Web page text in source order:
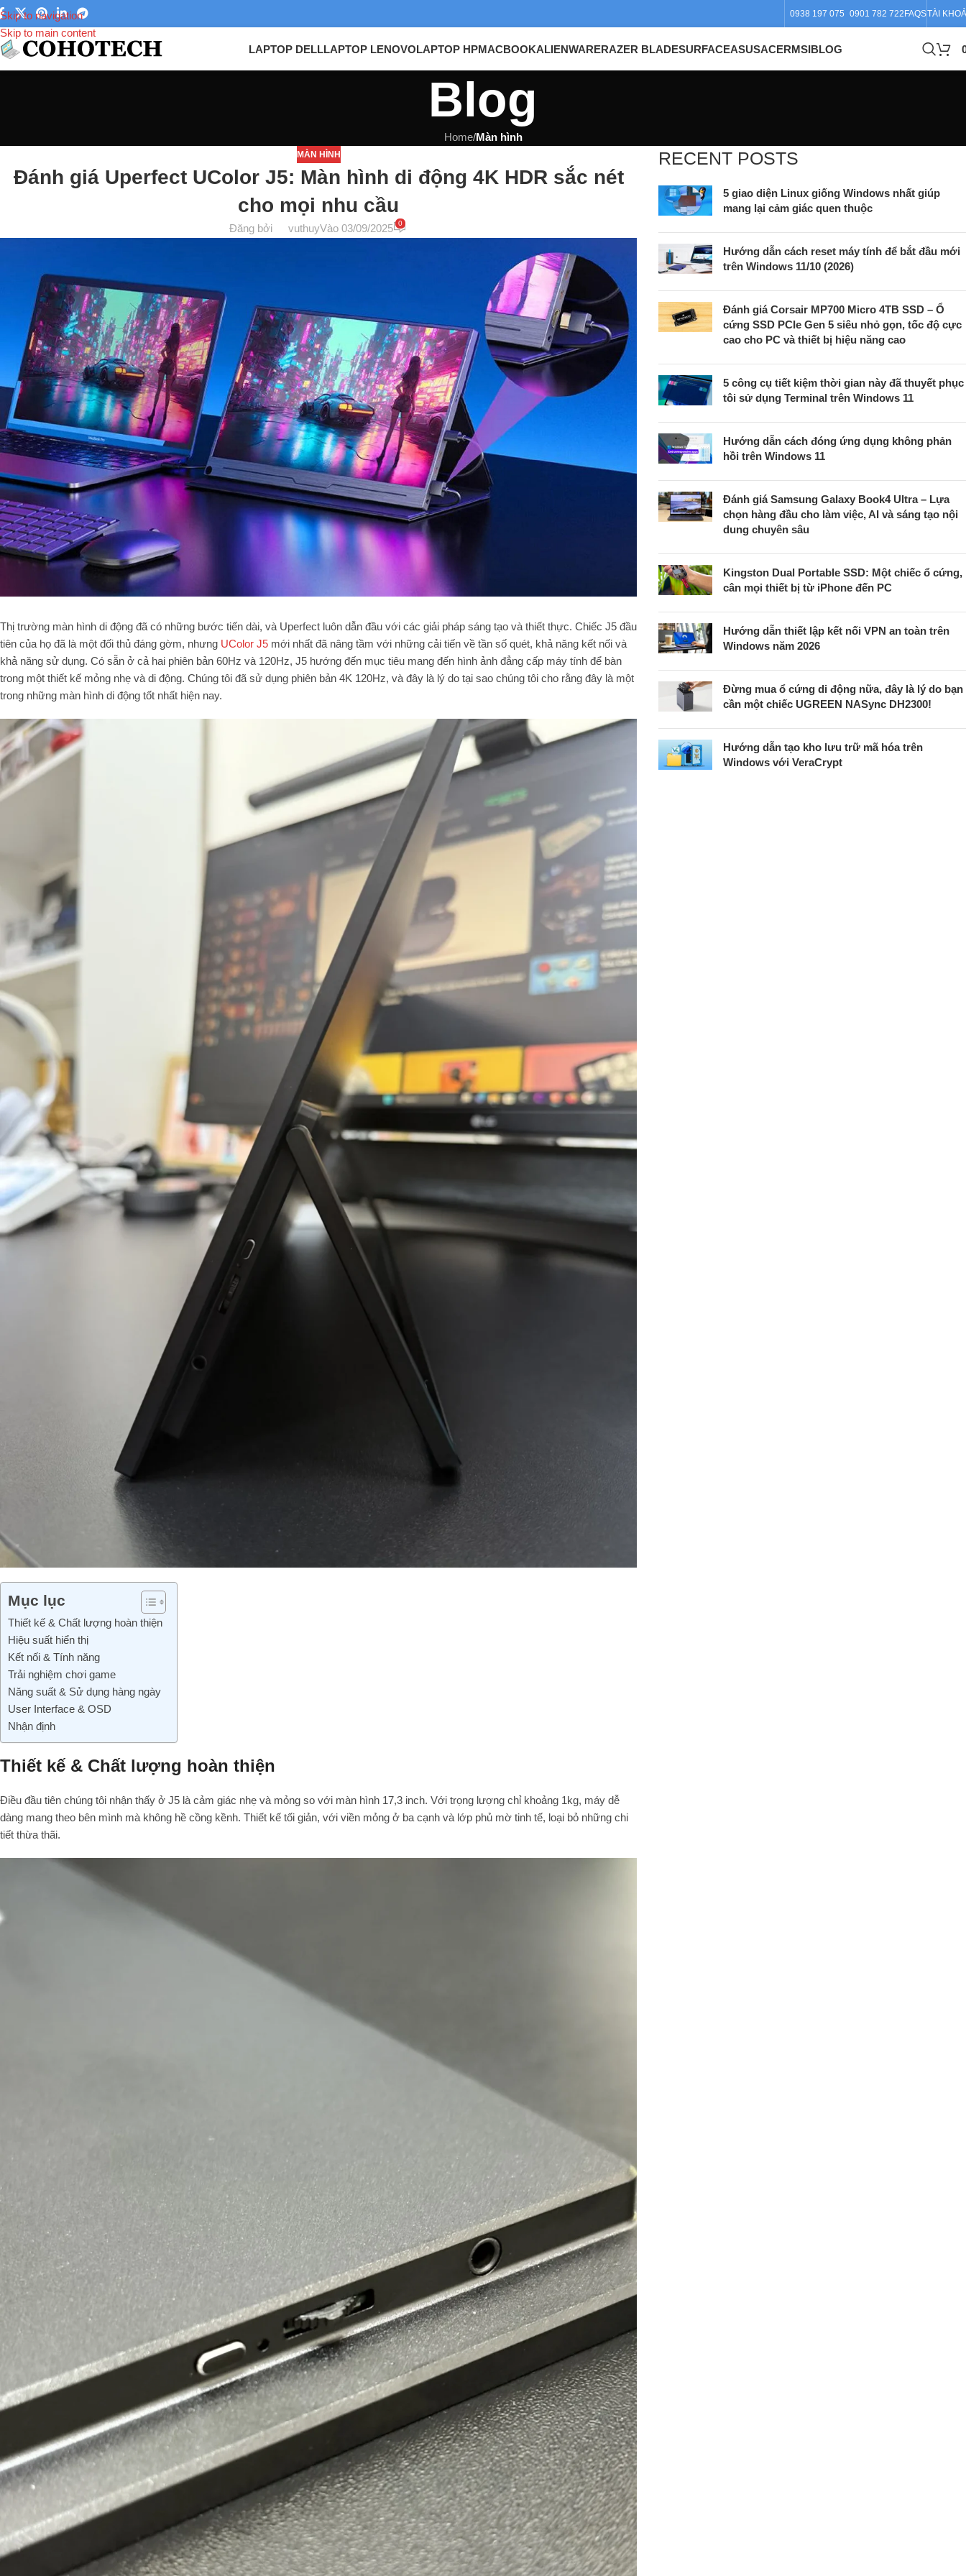
Skip to navigation
Skip to main content
0938 197 075 0901 782 722 FAQSTÀI
LAPTOP DELLLAPTOP LENOVOLAPTOP HPMACBOOKALIENWARERAZER BLADESURFACEASUSACERMSIBLOG
Blog
Home/Màn hình
MÀN HÌNH
Đánh giá Uperfect UColor J5: Màn hình di động 4K HDR sắc nét
cho mọi nhu cầu
Đăng bởi vuthuyVào 03/09/2025 0
Thị trường màn hình di động đã có những bước tiến dài, và Uperfect luôn dẫn đầu với các giải pháp sáng tạo và thiết thực. Chiếc J5 đầu
tiên của họ đã là một đối thủ đáng gờm, nhưng UColor J5 mới nhất đã nâng tầm với những cải tiến về tần số quét, khả năng kết nối và
khả năng sử dụng. Có sẵn ở cả hai phiên bản 60Hz và 120Hz, J5 hướng đến mục tiêu mang đến hình ảnh đẳng cấp máy tính để bàn
trong một thiết kế mỏng nhẹ và di động. Chúng tôi đã sử dụng phiên bản 4K 120Hz, và đây là lý do tại sao chúng tôi cho rằng đây là một
trong những màn hình di động tốt nhất hiện nay.
Mục lục
Thiết kế & Chất lượng hoàn thiện
Hiệu suất hiển thị
Kết nối & Tính năng
Trải nghiệm chơi game
Năng suất & Sử dụng hàng ngày
User Interface & OSD
Nhận định
Thiết kế & Chất lượng hoàn thiện
Điều đầu tiên chúng tôi nhận thấy ở J5 là cảm giác nhẹ và mỏng so với màn hình 17,3 inch. Với trọng lượng chỉ khoảng 1kg, máy dễ
dàng mang theo bên mình mà không hề cồng kềnh. Thiết kế tối giản, với viền mỏng ở ba cạnh và lớp phủ mờ tinh tế, loại bỏ những chi
tiết thừa thãi.
RECENT POSTS
5 giao diện Linux giống Windows nhất giúp
mang lại cảm giác quen thuộc
Hướng dẫn cách reset máy tính để bắt đầu mới
trên Windows 11/10 (2026)
Đánh giá Corsair MP700 Micro 4TB SSD – Ổ
cứng SSD PCIe Gen 5 siêu nhỏ gọn, tốc độ cực
cao cho PC và thiết bị hiệu năng cao
5 công cụ tiết kiệm thời gian này đã thuyết phục
tôi sử dụng Terminal trên Windows 11
Hướng dẫn cách đóng ứng dụng không phản
hồi trên Windows 11
Đánh giá Samsung Galaxy Book4 Ultra – Lựa
chọn hàng đầu cho làm việc, AI và sáng tạo nội
dung chuyên sâu
Kingston Dual Portable SSD: Một chiếc ổ cứng,
cân mọi thiết bị từ iPhone đến PC
Hướng dẫn thiết lập kết nối VPN an toàn trên
Windows năm 2026
Đừng mua ổ cứng di động nữa, đây là lý do bạn
cần một chiếc UGREEN NASync DH2300!
Hướng dẫn tạo kho lưu trữ mã hóa trên
Windows với VeraCrypt